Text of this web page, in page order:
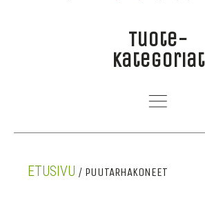
Tuote-
kategoriat
ETUSIVU / PUUTARHAKONEET